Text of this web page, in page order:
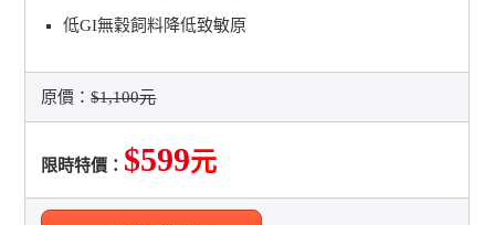
低GI無穀飼料降低致敏原
原價：$1,100元
限時特價： $599元